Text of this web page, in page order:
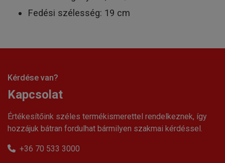
Fedési szélesség: 19 cm
Kérdése van?
Kapcsolat
Értékesítőink széles termékismerettel rendelkeznek, így
hozzájuk bátran fordulhat bármilyen szakmai kérdéssel.
+36 70 533 3000